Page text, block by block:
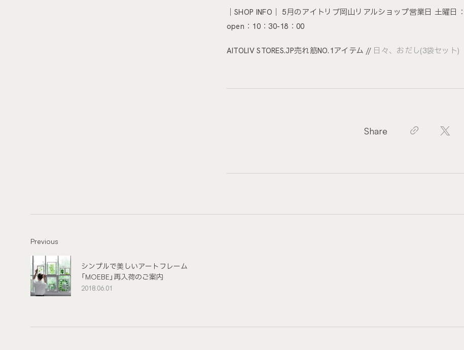
｜SHOP INFO｜ 5月のアイトリブ岡山リアルショップ営業日 土曜
open：10：30-18：00
AITOLIV STORES.JP売れ筋NO.1アイテム // 日々、おだし(3袋セット)
Share
Previous
シンプルで美しいアートフレーム
「MOEBE」再入荷のご案内
2018.06.01